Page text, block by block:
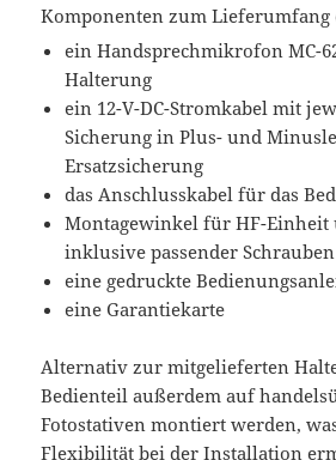
Komponenten zum Lieferumfang
ein Handsprechmikrofon MC-
Halterung
ein 12-V-DC-Stromkabel mit
Sicherung in Plus- und
Ersatzsicherung
das Anschlusskabel für das
Montagewinkel für HF-Einheit
inklusive passender Schrauben
eine gedruckte
eine Garantiekarte
Alternativ zur mitgelieferten
Bedienteil außerdem auf
Fotostativen montiert werden,
Flexibilität bei der Installation